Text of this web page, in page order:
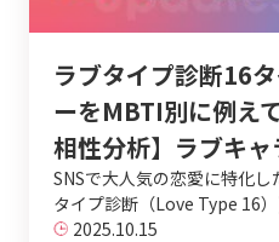
ラブタイプ診断16
ーをMBTI別に例え
相性分析】ラブキ
SNSで大人気の恋愛に特化
タイプ診断（Love Type 16）
2025.10.15